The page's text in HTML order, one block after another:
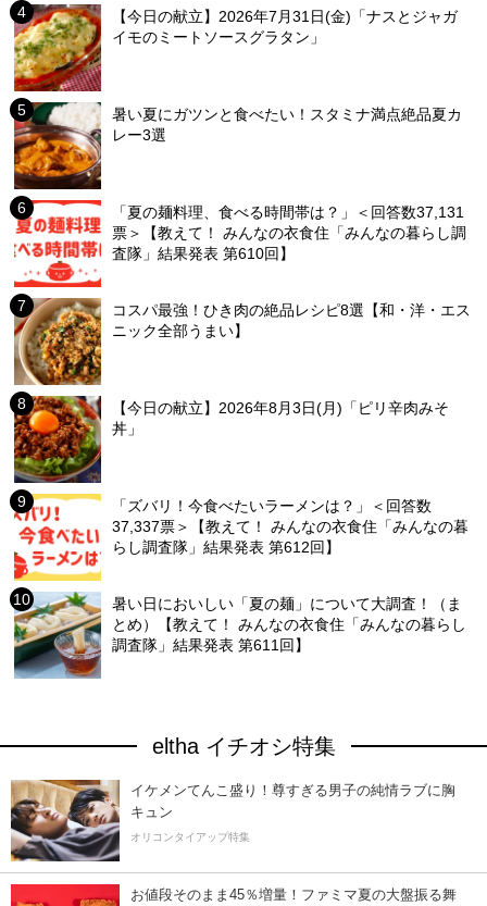
【今日の献立】2026年7月31日(金)「ナスとジャガ
イモのミートソースグラタン」
暑い夏にガツンと食べたい！スタミナ満点絶品夏カ
レー3選
「夏の麺料理、食べる時間帯は？」＜回答数37,131
票＞【教えて！ みんなの衣食住「みんなの暮らし調
査隊」結果発表 第610回】
コスパ最強！ひき肉の絶品レシピ8選【和・洋・エス
ニック全部うまい】
【今日の献立】2026年8月3日(月)「ピリ辛肉みそ
丼」
「ズバリ！今食べたいラーメンは？」＜回答数
37,337票＞【教えて！ みんなの衣食住「みんなの暮
らし調査隊」結果発表 第612回】
暑い日においしい「夏の麺」について大調査！（ま
とめ）【教えて！ みんなの衣食住「みんなの暮らし
調査隊」結果発表 第611回】
eltha イチオシ特集
イケメンてんこ盛り！尊すぎる男子の純情ラブに胸
キュン
オリコンタイアップ特集
お値段そのまま45％増量！ファミマ夏の大盤振る舞